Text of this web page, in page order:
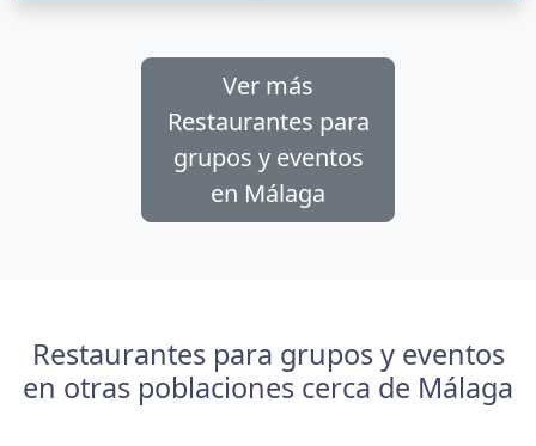
Ver más
Restaurantes para
grupos y eventos
en Málaga
Restaurantes para grupos y eventos
en otras poblaciones cerca de Málaga